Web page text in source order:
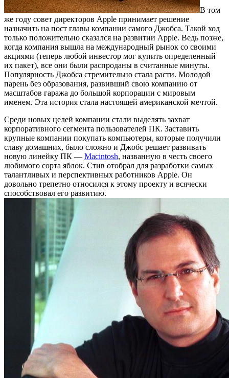
В том
же году совет директоров Apple принимает решение
назначить на пост главы компании самого Джобса. Такой ход
только положительно сказался на развитии Apple. Ведь позже,
когда компания вышла на международный рынок со своими
акциями (теперь любой инвестор мог купить определенный
их пакет), все они были распроданы в считанные минуты.
Популярность Джобса стремительно стала расти. Молодой
парень без образования, развивший свою компанию от
масштабов гаража до большой корпорации с мировым
именем. Эта история стала настоящей американской мечтой.
Среди новых целей компании стали выделять захват
корпоративного сегмента пользователей ПК. Заставить
крупные компании покупать компьютеры, которые получили
славу домашних, было сложно и Джобс решает развивать
новую линейку ПК — Macintosh, названную в честь своего
любимого сорта яблок. Стив отобрал для разработки самых
талантливых и перспективных работников Apple. Он
довольно трепетно относился к этому проекту и всячески
способствовал его развитию.